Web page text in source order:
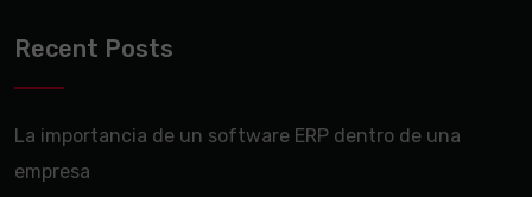
Recent Posts
La importancia de un software ERP dentro de una
empresa